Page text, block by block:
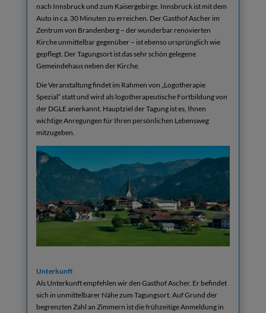
nach Innsbruck und zum Kaisergebirge. Innsbruck ist mit dem
Auto in ca. 30 Minuten zu erreichen. Der Gasthof Ascher im
Zentrum von Brandenberg – der wunderbar renovierten
Kirche unmittelbar gegenüber – ist ebenso ursprünglich wie
gepflegt. Der Tagungsort ist das sehr schön gelegene
Gemeindehaus neben der Kirche.
Die Veranstaltung findet im Rahmen von „Logotherapie
Spezial“ statt und wird als logotherapeutische Fortbildung von
der DGLE anerkannt. Hauptziel der Tagung ist es, Ihnen
wichtige Anregungen für Ihren persönlichen Lebensweg
mitzugeben.
Unterkunft
Als Unterkunft empfehlen wir den Gasthof Ascher. Er befindet
sich in unmittelbarer Nähe zum Tagungsort. Auf Grund der
begrenzten Zahl an Zimmern ist die frühzeitige Anmeldung in